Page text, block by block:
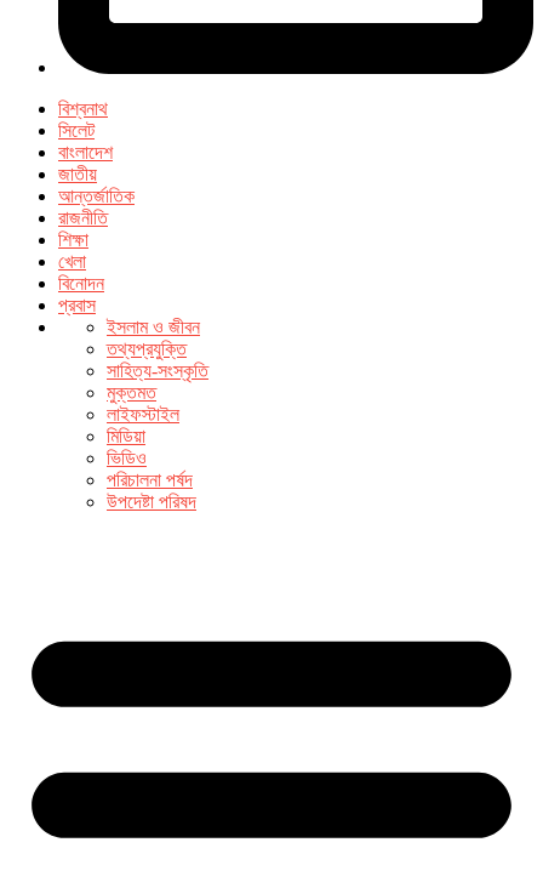
বিশ্বনাথ
সিলেট
বাংলাদেশ
জাতীয়
আন্তর্জাতিক
রাজনীতি
শিক্ষা
খেলা
বিনোদন
প্রবাস
ইসলাম ও জীবন
তথ্যপ্রযুক্তি
সাহিত্য-সংস্কৃতি
মুক্তমত
লাইফস্টাইল
মিডিয়া
ভিডিও
পরিচালনা পর্ষদ
উপদেষ্টা পরিষদ